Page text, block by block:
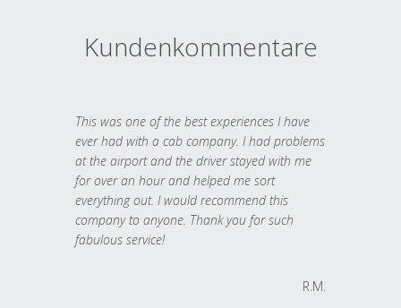
Kundenkommentare
This was one of the best experiences I have
ever had with a cab company. I had problems
at the airport and the driver stayed with me
for over an hour and helped me sort
everything out. I would recommend this
company to anyone. Thank you for such
fabulous service!
R.M.